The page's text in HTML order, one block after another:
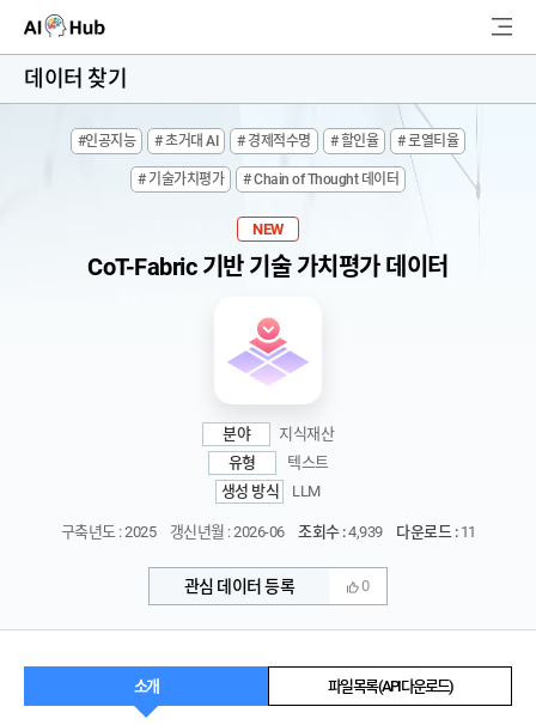
AI-Hub
고객지원
색
데이터 찾기
#인공지능 # 초거대 AI # 경제적수명 # 할인율 # 로열티율
# 기술가치평가 # Chain of Thought 데이터
NEW
CoT-Fabric 기반 기술 가치평가 데이터
분야
지식재산
유형
텍스트
생성 방식
LLM
구축년도 : 2025 갱신년월 : 2026-06 조회수 :4,939 다운로드 :11
관심 데이터 등록 0
소개 파일 목록 (API 다운로드)